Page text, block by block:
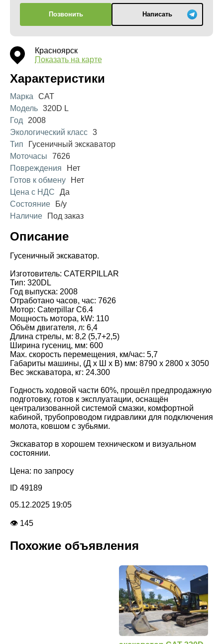
Позвонить Написать
Красноярск
Показать на карте
Характеристики
Марка
CAT
Модель 320D L
Год
2008
Экологический класс 3
Тип
Гусеничный экскаватор
Моточасы
7626
Повреждения
Нет
Готов к обмену
Нет
Цена с НДС
Да
Состояние
Б/у
Наличие
Под заказ
Описание
Гусеничный экскаватор.
Изготовитель: CATERPILLAR
Тип: 320DL
Год выпуска: 2008
Отработано часов, час: 7626
Мотор: Caterpillar C6.4
Мощность мотора, kW: 110
Объём двигателя, л: 6,4
Длина стрелы, м: 8,2 (5,7+2,5)
Ширина гусениц, мм: 600
Мах. скорость перемещения, км/час: 5,7
Габариты машины, (Д х Ш х В) мм: 8790 х 2800 х 3050
Вес экскаватора, кг: 24.300
Годность ходовой части 60%, прошёл предпродажную
подготовку, готов к эксплуатации, оснащён
централизованной системой смазки, комфортной
кабиной, трубопроводом гидравлики для подключения
молота, ковшом с зубьями.
Экскаватор в хорошем техническом и визуальном
состоянии.
Цена: по запросу
ID 49189
05.12.2025 19:05
👁 145
Похожие объявления